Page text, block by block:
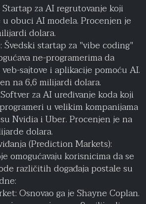
za AI regrutovanje koji
u obuci AI modela. Procenjen je
dolara.
Švedski startap za "vibe coding"
ne-programerima da
sajtove i aplikacije pomoću AI.
na 6,6 milijardi dolara.
za AI uređivanje koda koji
u velikim kompanijama
Nvidia i Uber. Procenjen je na
dolara.
(Prediction Markets):
omogućavaju korisnicima da se
različitih događaja postale su
Osnovao ga je Shayne Coplan.